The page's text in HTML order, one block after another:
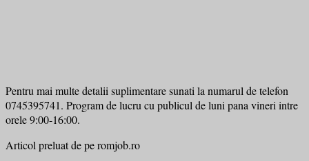
Pentru mai multe detalii suplimentare sunati la numarul de telefon
0745395741. Program de lucru cu publicul de luni pana vineri intre
orele 9:00-16:00.
Articol preluat de pe romjob.ro